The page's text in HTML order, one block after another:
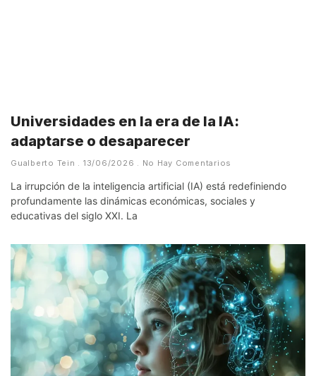
Universidades en la era de la IA:
adaptarse o desaparecer
Gualberto Tein 13/06/2026 No Hay Comentarios
La irrupción de la inteligencia artificial (IA) está redefiniendo
profundamente las dinámicas económicas, sociales y
educativas del siglo XXI. La